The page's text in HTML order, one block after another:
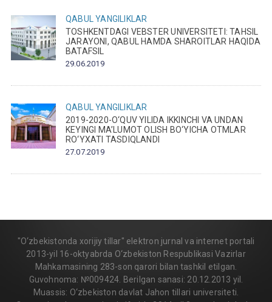
QABUL
YANGILIKLAR
TOSHKENTDAGI VEBSTER UNIVERSITETI: TAHSIL
JARAYONI, QABUL HAMDA SHAROITLAR HAQIDA
BATAFSIL
29.06.2019
QABUL
YANGILIKLAR
2019-2020-O‘QUV YILIDA IKKINCHI VA UNDAN
KEYINGI MA’LUMOT OLISH BO‘YICHA OTMLAR
RO‘YXATI TASDIQLANDI
27.07.2019
"O‘zbekistonda xorijiy tillar" elektron jurnal va internet portali
2013-yil 16-oktyabrda O‘zbekiston Respublikasi Vazirlar
Mahkamasining 283-son qarori bilan tashkil etilgan.
Guvohnoma: №009424. Berilgan sanasi: 20.12.2013 yil.
Muassis: O‘zbekiston davlat Jahon tillari universiteti.